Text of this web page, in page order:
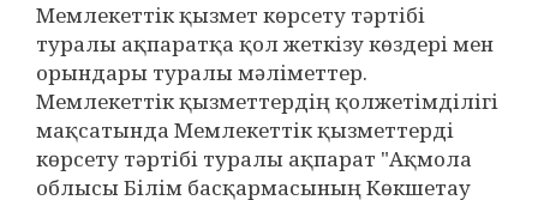
Мемлекеттік қызмет көрсету тәртібі
туралы ақпаратқа қол жеткізу көздері мен
орындары туралы мәліметтер.
Мемлекеттік қызметтердің қолжетімділігі
мақсатында Мемлекеттік қызметтерді
көрсету тәртібі туралы ақпарат "Ақмола
облысы Білім басқармасының Көкшетау